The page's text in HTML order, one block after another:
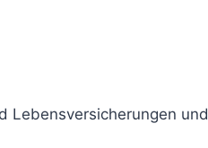
Lebensversicherungen und